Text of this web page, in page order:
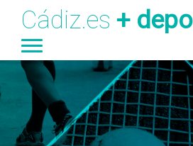
Pasar al contenido principal
Ayuntamiento
Transparencia
Turismo
Deportes
Cádiz.es +